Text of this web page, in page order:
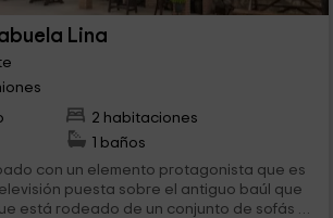
Lina
2 habitaciones
1 baños
con un elemento protagonista que es
puesta sobre el antiguo baúl que
está rodeado de un conjunto de sofás y